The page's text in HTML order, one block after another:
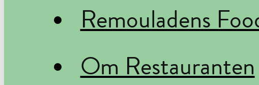
Remouladens
Om Restauranten